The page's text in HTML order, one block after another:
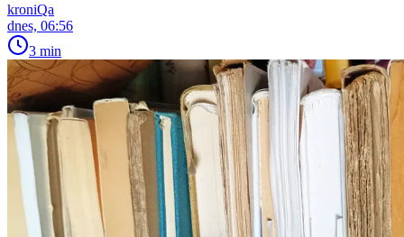
kroniQa
dnes, 06:56
3 min